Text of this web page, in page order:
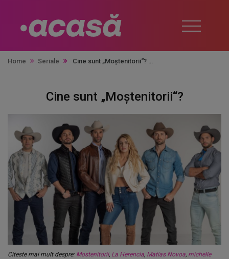
Home Seriale Cine sunt „Moștenitorii“?
Cine sunt „Moștenitorii“?
Citeste mai mult despre: Mostenitorii, La Herencia, Matías Novoa, michelle